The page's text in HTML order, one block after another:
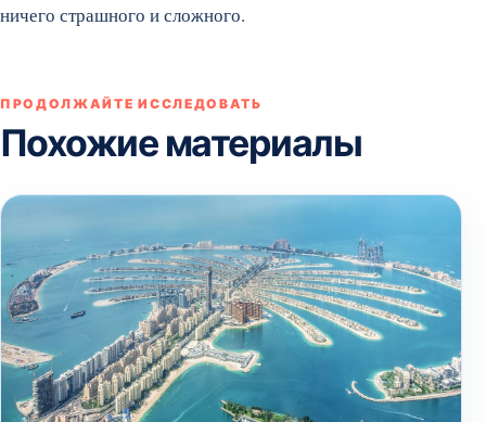
ничего страшного и сложного.
ПРОДОЛЖАЙТЕ ИССЛЕДОВАТЬ
Похожие материалы